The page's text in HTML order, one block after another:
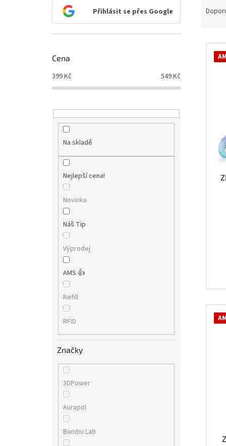
Přihlásit se přes Google
Cena
399Kč 549Kč
Na skladě
Nejlepší cena!
Novinka
Náš Tip
Výprodej
AMS 👍
Refill
RFID
Značky
3DPower
Aurapol
Bambu Lab
nV